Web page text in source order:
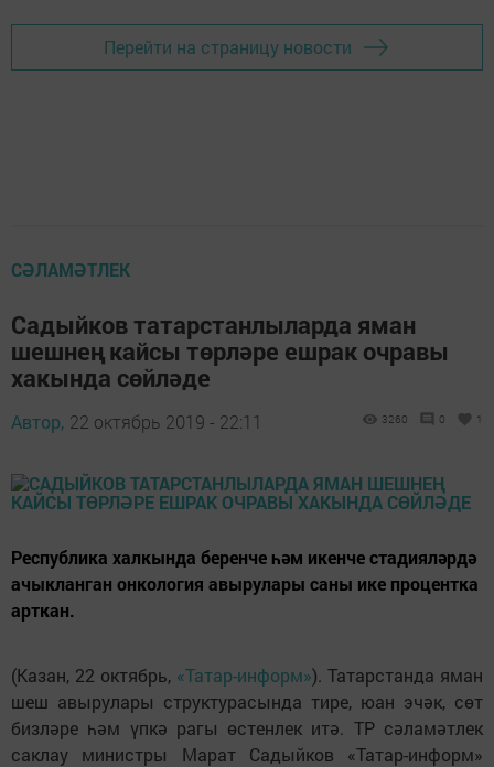
Перейти на страницу новости
СӘЛАМӘТЛЕК
Садыйков татарстанлыларда яман
шешнең кайсы төрләре ешрак очравы
хакында сөйләде
Автор, 22 октябрь 2019 - 22:11 3260 0 1
Республика халкында беренче һәм икенче стадияләрдә
ачыкланган онкология авырулары саны ике процентка
арткан.
(Казан, 22 октябрь, «Татар-информ»). Татарстанда яман
шеш авырулары структурасында тире, юан эчәк, сөт
бизләре һәм үпкә рагы өстенлек итә. ТР сәламәтлек
саклау министры Марат Садыйков «Татар-информ»